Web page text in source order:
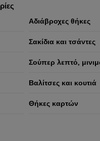
Αδιάβροχες θήκες
Σακίδια και τσάντες
Σούπερ λεπτό,
Βαλίτσες και κουτιά
Θήκες καρτών